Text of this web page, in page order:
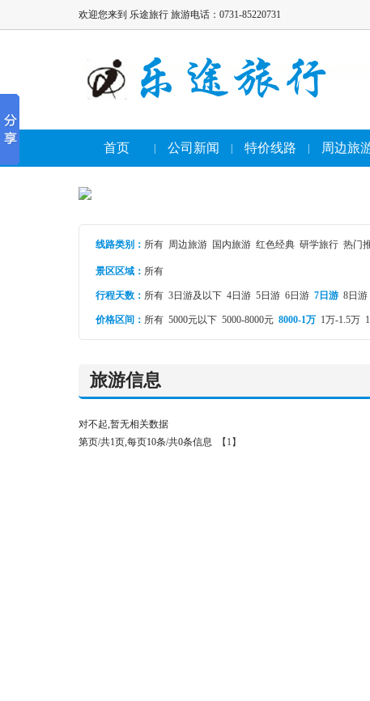
欢迎您来到 乐途旅行 旅游电话：0731-85220731
首页 公司新闻 特价线路 周边旅
线路类别 ： 所有 周边旅游 国内旅游 红色经典 研学旅行 热门
景区区域： 所有
行程天数： 所有 3日游及以下 4日游 5日游 6日游 7日游 8日游
价格区间： 所有 5000元以下 5000-8000元 8000-1万 1万-1.5万
旅游信息
对不起,暂无相关数据
第页/共1页,每页10条/共0条信息
【1】